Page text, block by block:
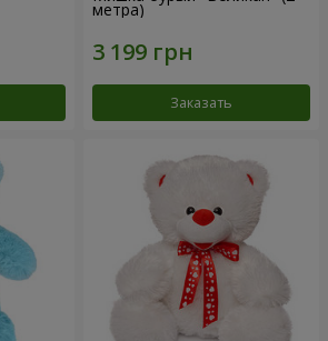
метра)
Заказать